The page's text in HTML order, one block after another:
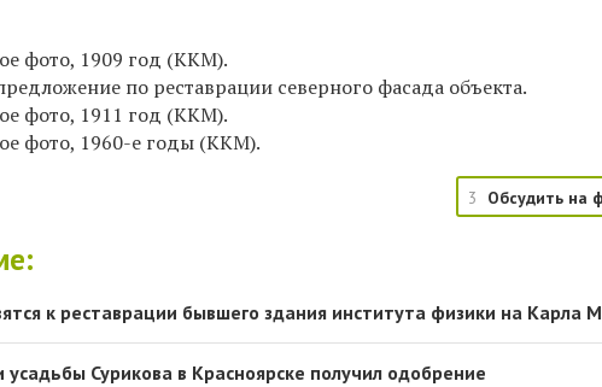
фото, 1909 год (ККМ).
по реставрации северного фасада объекта.
фото, 1911 год (ККМ).
фото, 1960-е годы (ККМ).
3 Обсудить на
к реставрации бывшего здания института физики на Карла
Сурикова в Красноярске получил одобрение